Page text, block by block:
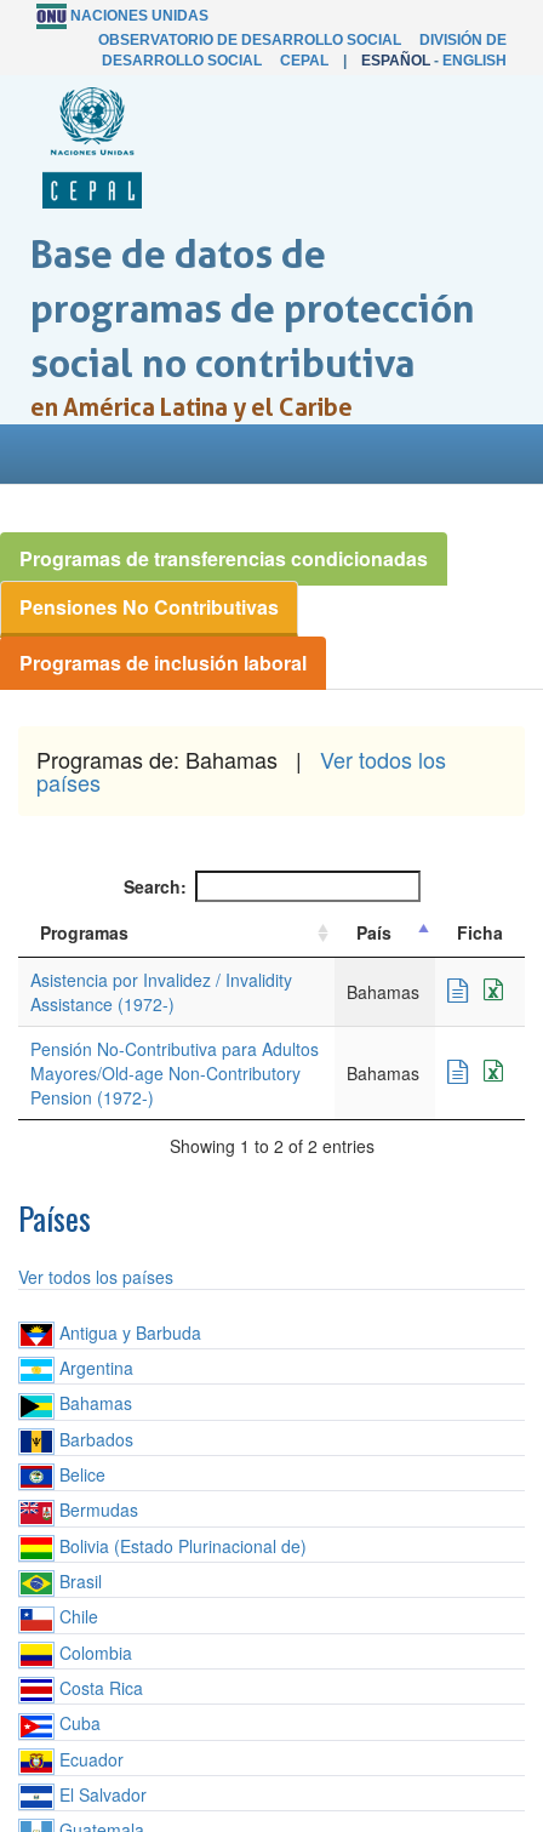
NACIONES UNIDAS
OBSERVATORIO DE DESARROLLO SOCIAL
DIVISIÓN DE
DESARROLLO SOCIAL
CEPAL ESPAÑOL - ENGLISH
Base de datos de
programas de protección
social no contributiva
en América Latina y el Caribe
Programas de transferencias condicionadas
Pensiones No Contributivas
Programas de inclusión laboral
Programas de: Bahamas | Ver todos los
países
Search:
Programas
País
Ficha
Asistencia por Invalidez / Invalidity
Assistance (1972-)
Bahamas
Pensión No-Contributiva para Adultos
Mayores/Old-age Non-Contributory
Pension (1972-)
Bahamas
Showing 1 to 2 of 2 entries
Países
Ver todos los países
Antigua y Barbuda
Argentina
Bahamas
Barbados
Belice
Bermudas
Bolivia (Estado Plurinacional de)
Brasil
Chile
Colombia
Costa Rica
Cuba
Ecuador
El Salvador